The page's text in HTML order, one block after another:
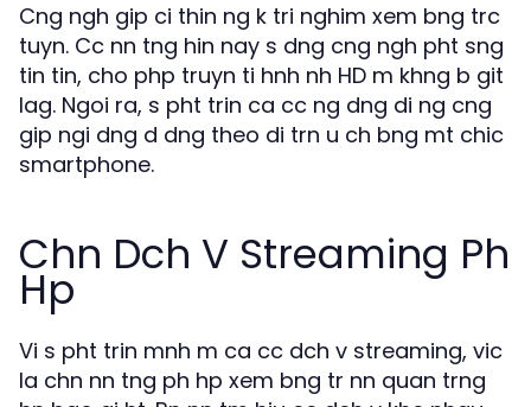
Cng ngh gip ci thin ng k tri nghim xem bng trc
tuyn. Cc nn tng hin nay s dng cng ngh pht sng
tin tin, cho php truyn ti hnh nh HD m khng b git
lag. Ngoi ra, s pht trin ca cc ng dng di ng cng
gip ngi dng d dng theo di trn u ch bng mt chic
smartphone.
Chn Dch V Streaming Ph
Hp
Vi s pht trin mnh m ca cc dch v streaming, vic
la chn nn tng ph hp xem bng tr nn quan trng